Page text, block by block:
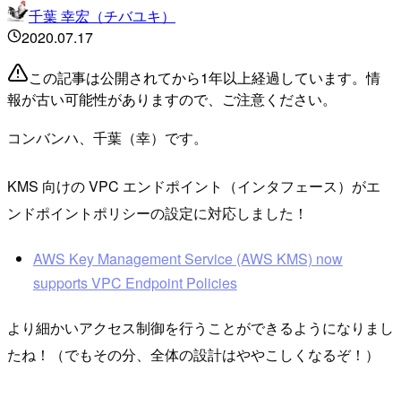
千葉 幸宏（チバユキ）
2020.07.17
この記事は公開されてから1年以上経過しています。情
報が古い可能性がありますので、ご注意ください。
コンバンハ、千葉（幸）です。
KMS 向けの VPC エンドポイント（インタフェース）がエ
ンドポイントポリシーの設定に対応しました！
AWS Key Management Service (AWS KMS) now
supports VPC Endpoint Policies
より細かいアクセス制御を行うことができるようになりまし
たね！（でもその分、全体の設計はややこしくなるぞ！）